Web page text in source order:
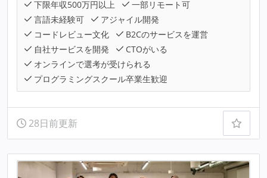
下限年収500万円以上
一部リモート可
言語未経験可
アジャイル開発
コードレビュー文化
B2Cのサービスを運営
自社サービスを開発
CTOがいる
オンラインで選考が受けられる
プログラミングスクール卒業生歓迎
28日前更新